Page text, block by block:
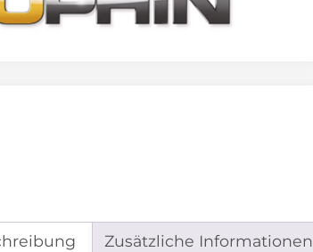
Zusätzliche Informationen